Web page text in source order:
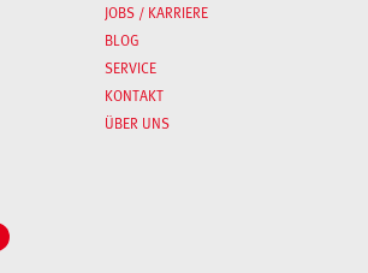
JOBS / KARRIERE
BLOG
SERVICE
KONTAKT
ÜBER UNS